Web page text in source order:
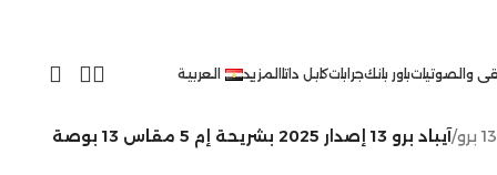
والصوتياتباور بانكجراباتكابل داتا المزيد العربية
/آيباد برو 13 إصدار 2025 بشريحة إم 5 مقاس 13 بوصة